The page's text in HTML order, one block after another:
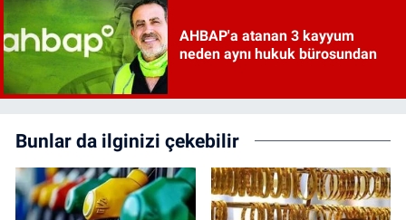
AHBAP'a atanan 3 kayyum
neden aynı hukuk bürosundan
Bunlar da ilginizi çekebilir